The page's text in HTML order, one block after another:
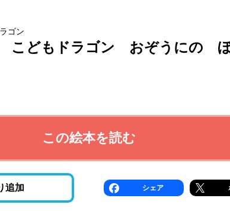
ゴン
こどもドラゴン おぞうにの
この絵本を読む
追加 シェア